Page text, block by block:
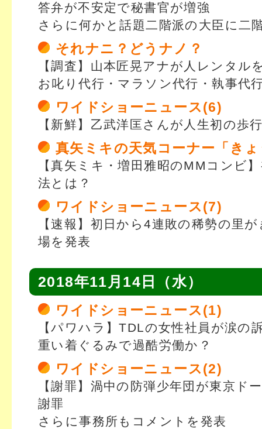
答弁が不安定で秘書官が増強
さらに何かと話題二階派の大臣に二
それナニ？どうナノ？
【調査】山本匠晃アナが人レンタル
お叱り代行・マラソン代行・執事代
ワイドショーニュース(6)
【新鮮】乙武洋匡さんが人生初の歩
真矢ミキの天気コーナー「き
【真矢ミキ・増田雅昭のMMコンビ
法とは？
ワイドショーニュース(7)
【速報】初日から4連敗の稀勢の里
場を発表
2018年11月14日（水）
ワイドショーニュース(1)
【パワハラ】TDLの女性社員が涙の
重い着ぐるみで過酷労働か？
ワイドショーニュース(2)
【謝罪】渦中の防弾少年団が東京ド
謝罪
さらに事務所もコメントを発表